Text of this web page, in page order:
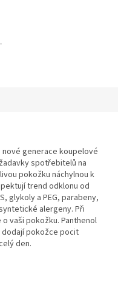
generace koupelové
spotřebitelů na
pokožku náchylnou k
trend odklonu od
glykoly a PEG, parabeny,
alergeny. Při
vaši pokožku. Panthenol
dodají pokožce pocit
den.